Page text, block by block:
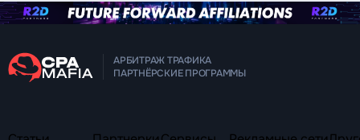
АРБИТРАЖ ТРАФИКА
ПАРТНЁРСКИЕ ПРОГРАММЫ